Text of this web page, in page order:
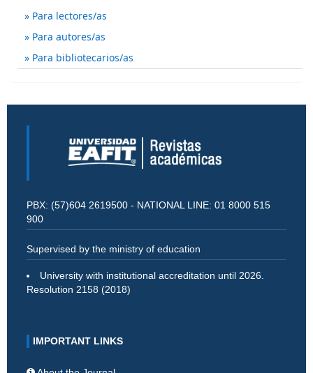
Para lectores/as
Para autores/as
Para bibliotecarios/as
PBX: (57)604 2619500 - NATIONAL LINE: 01 8000 515
900
Supervised by the ministry of education
University with institutional accreditation until 2026.
Resolution 2158 (2018)
IMPORTANT LINKS